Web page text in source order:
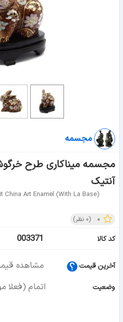
مجسمه
مجسمه میناکاری طرح
آنتیک
China Art Enamel (with La Base)
۰ (۰ نظر)
کد کالا
003371
آخرین قیمت مشاهده
وضعیت اتمام